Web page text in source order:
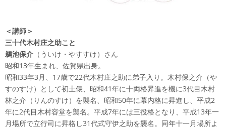
＜講師＞
三十代木村庄之助こと
鵜池保介 （ういけ・やすすけ）さん
昭和13年生まれ、佐賀県出身。
昭和33年3月、17歳で22代木村庄之助に弟子入り。木村保之介（や
すのすけ）として初土俵、昭和41年に十両格昇進を機に3代目木村
林之介（りんのすけ）を襲名、昭和50年に幕内格に昇進し、平成2
年に2代目木村容堂を襲名。平成7年には三役格となり、平成13年一
月場所で立行司に昇格し31代式守伊之助を襲名。同年十一月場所よ